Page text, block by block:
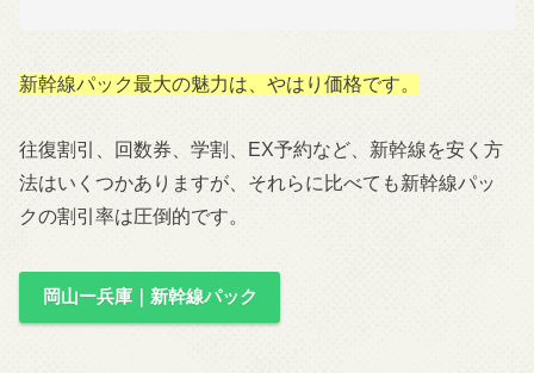
新幹線パック最大の魅力は、やはり価格です。
往復割引、回数券、学割、EX予約など、新幹線を安く方
法はいくつかありますが、それらに比べても新幹線パッ
クの割引率は圧倒的です。
岡山ー兵庫｜新幹線パック